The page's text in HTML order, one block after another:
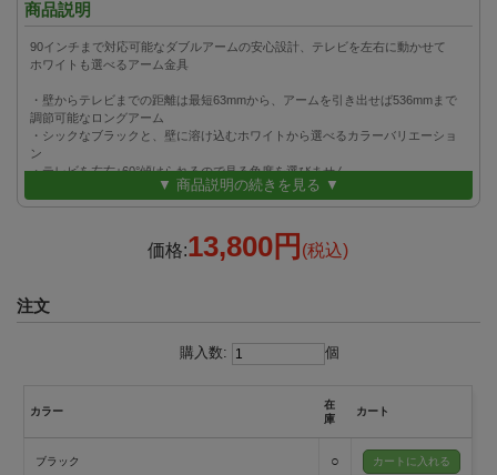
商品説明
90インチまで対応可能なダブルアームの安心設計、テレビを左右に動かせて
ホワイトも選べるアーム金具
・壁からテレビまでの距離は最短63mmから、アームを引き出せば536mmまで
調節可能なロングアーム
・シックなブラックと、壁に溶け込むホワイトから選べるカラーバリエーショ
ン
・テレビを左右±60°傾けられるので見る角度を選びません
・どの位置からもテレビを見やすく、上下に調整可能です
・壁掛け後のテレビでも±3°で水平を修正できます
・ケーブルガイド付きだからスッキリ収納
・ネジでしっかり固定、横揺れに強くて安心
です
・すぐにご利用いただけるよう、様々なネジが付属
・安心の3年間保証対象製品
▼ 商品説明の続きを見る ▼
価格:13,800円 (税込)
注文
購入数: 個
カラー
在
庫
カート
ブラック ○